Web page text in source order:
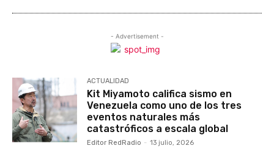
- Advertisement -
ACTUALIDAD
Kit Miyamoto califica sismo en
Venezuela como uno de los tres
eventos naturales más
catastróficos a escala global
Editor RedRadio - 13 julio, 2026